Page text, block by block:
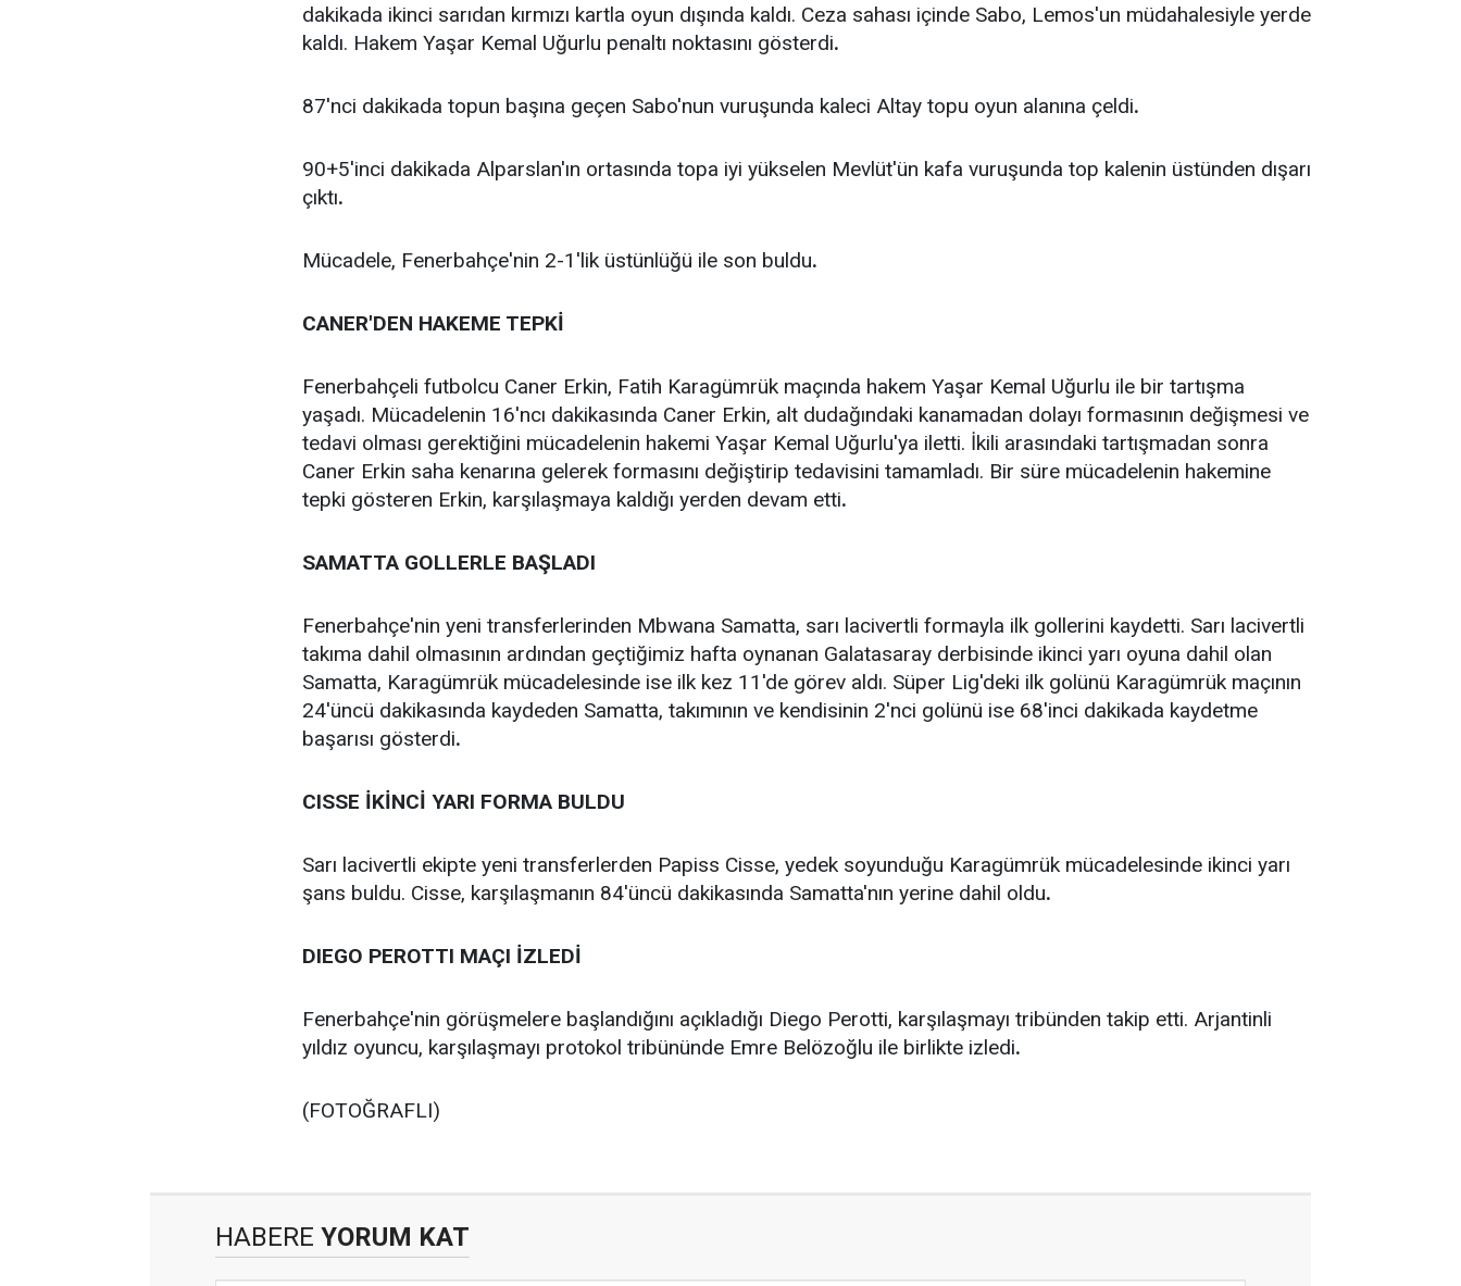
dakikada ikinci sarıdan kırmızı kartla oyun dışında kaldı. Ceza sahası içinde Sabo, Lemos'un müdahalesiyle yerde
kaldı. Hakem Yaşar Kemal Uğurlu penaltı noktasını gösterdi.
87'nci dakikada topun başına geçen Sabo'nun vuruşunda kaleci Altay topu oyun alanına çeldi.
90+5'inci dakikada Alparslan'ın ortasında topa iyi yükselen Mevlüt'ün kafa vuruşunda top kalenin üstünden dışarı
çıktı.
Mücadele, Fenerbahçe'nin 2-1'lik üstünlüğü ile son buldu.
CANER'DEN HAKEME TEPKİ
Fenerbahçeli futbolcu Caner Erkin, Fatih Karagümrük maçında hakem Yaşar Kemal Uğurlu ile bir tartışma
yaşadı. Mücadelenin 16'ncı dakikasında Caner Erkin, alt dudağındaki kanamadan dolayı formasının değişmesi ve
tedavi olması gerektiğini mücadelenin hakemi Yaşar Kemal Uğurlu'ya iletti. İkili arasındaki tartışmadan sonra
Caner Erkin saha kenarına gelerek formasını değiştirip tedavisini tamamladı. Bir süre mücadelenin hakemine
tepki gösteren Erkin, karşılaşmaya kaldığı yerden devam etti.
SAMATTA GOLLERLE BAŞLADI
Fenerbahçe'nin yeni transferlerinden Mbwana Samatta, sarı lacivertli formayla ilk gollerini kaydetti. Sarı lacivertli
takıma dahil olmasının ardından geçtiğimiz hafta oynanan Galatasaray derbisinde ikinci yarı oyuna dahil olan
Samatta, Karagümrük mücadelesinde ise ilk kez 11'de görev aldı. Süper Lig'deki ilk golünü Karagümrük maçının
24'üncü dakikasında kaydeden Samatta, takımının ve kendisinin 2'nci golünü ise 68'inci dakikada kaydetme
başarısı gösterdi.
CISSE İKİNCİ YARI FORMA BULDU
Sarı lacivertli ekipte yeni transferlerden Papiss Cisse, yedek soyunduğu Karagümrük mücadelesinde ikinci yarı
şans buldu. Cisse, karşılaşmanın 84'üncü dakikasında Samatta'nın yerine dahil oldu.
DIEGO PEROTTI MAÇI İZLEDİ
Fenerbahçe'nin görüşmelere başlandığını açıkladığı Diego Perotti, karşılaşmayı tribünden takip etti. Arjantinli
yıldız oyuncu, karşılaşmayı protokol tribününde Emre Belözoğlu ile birlikte izledi.
(FOTOĞRAFLI)
HABERE YORUM KAT